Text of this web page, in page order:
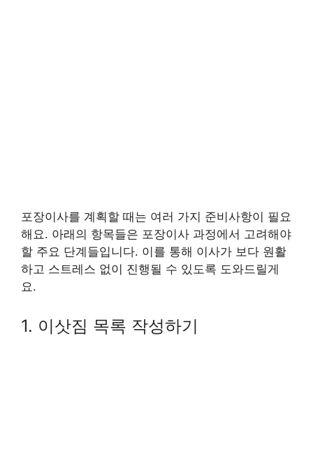
포장이사를 계획할 때는 여러 가지 준비사항이 필요
해요. 아래의 항목들은 포장이사 과정에서 고려해야
할 주요 단계들입니다. 이를 통해 이사가 보다 원활
하고 스트레스 없이 진행될 수 있도록 도와드릴게
요.
1. 이삿짐 목록 작성하기